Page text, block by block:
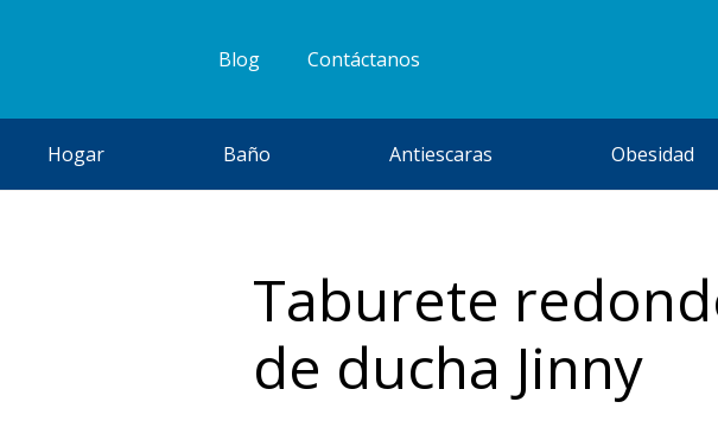
Blog Contáctanos
Hogar Baño Antiescaras Obesidad
Taburete
de ducha Jinny